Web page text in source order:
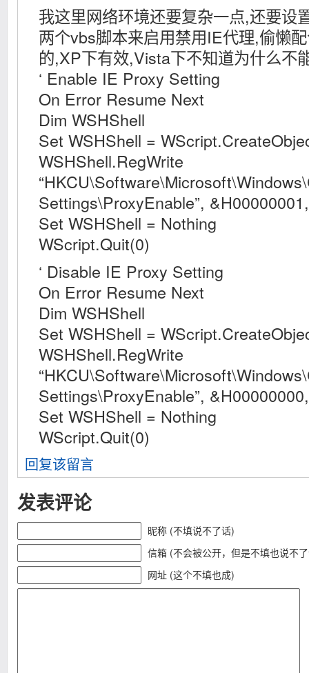
我这里网络环境还要复杂一点,还要设
两个vbs脚本来启用禁用IE代理,偷懒
的,XP下有效,Vista下不知道为什么不
‘ Enable IE Proxy Setting
On Error Resume Next
Dim WSHShell
Set WSHShell =
WSHShell.RegWrite
Settings\ProxyEnable”,
Set WSHShell = Nothing
WScript.Quit(0)
‘ Disable IE Proxy Setting
On Error Resume Next
Dim WSHShell
Set WSHShell =
WSHShell.RegWrite
Settings\ProxyEnable”,
Set WSHShell = Nothing
WScript.Quit(0)
回复该留言
发表评论
昵称 (不填说不了话)
信箱 (不会被公开，但是不填也说不
网址 (这个不填也成)